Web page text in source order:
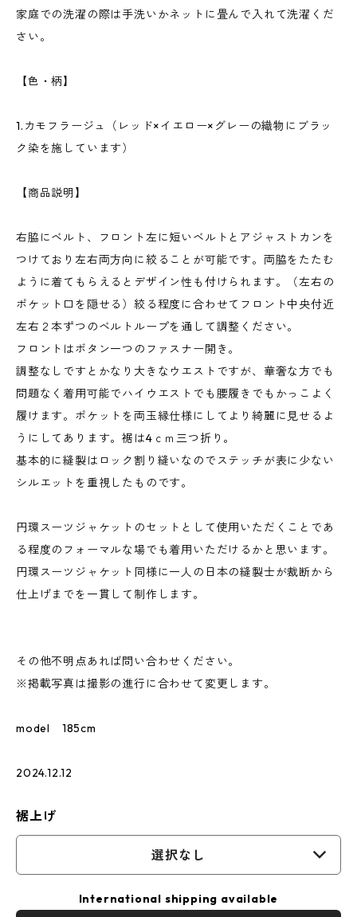
家庭での洗濯の際は手洗いかネットに畳んで入れて洗濯くだ
さい。
【色・柄】
1.カモフラージュ（レッド×イエロー×グレーの織物にブラッ
ク染を施しています）
【商品説明】
右脇にベルト、フロント左に短いベルトとアジャストカンを
つけており左右両方向に絞ることが可能です。両脇をたたむ
ように着てもらえるとデザイン性も付けられます。（左右の
ポケット口を隠せる）絞る程度に合わせてフロント中央付近
左右２本ずつのベルトループを通して調整ください。
フロントはボタン一つのファスナー開き。
調整なしですとかなり大きなウエストですが、華奢な方でも
問題なく着用可能でハイウエストでも腰履きでもかっこよく
履けます。ポケットを両玉縁仕様にしてより綺麗に見せるよ
うにしてあります。裾は4ｃｍ三つ折り。
基本的に縫製はロック割り縫いなのでステッチが表に少ない
シルエットを重視したものです。
円環スーツジャケットのセットとして使用いただくことであ
る程度のフォーマルな場でも着用いただけるかと思います。
円環スーツジャケット同様に一人の日本の縫製士が裁断から
仕上げまでを一貫して制作します。
その他不明点あれば問い合わせください。
※掲載写真は撮影の進行に合わせて変更します。
model 185cm
2024.12.12
裾上げ
選択なし
International shipping available